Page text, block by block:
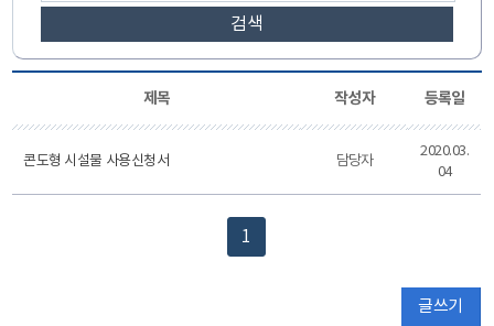
검색
제목 작성자 등록일
콘도형 시설물 사용신청서 담당자
2020.03.
04
1
글쓰기